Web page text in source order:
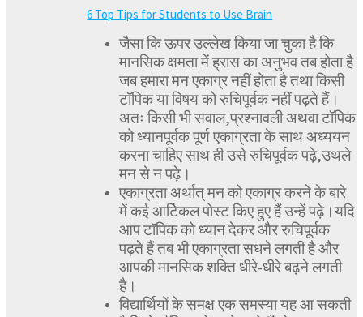
6 Top Tips for Students to Use Brain
जैसा कि ऊपर उल्लेख किया जा चुका है कि
मानसिक क्षमता में ह्रास का अनुभव तब होता है
जब हमारा मन एकाग्र नहीं होता है तथा किसी
टॉपिक या विषय को रुचिपूर्वक नहीं पढ़ते हैं।
अतः किसी भी सवाल,प्रश्नावली अथवा टॉपिक
को ध्यानपूर्वक पूर्ण एकाग्रता के साथ अध्ययन
करना चाहिए साथ ही उसे रुचिपूर्वक पढ़े,उथले
मन से न पढ़े।
एकाग्रता अर्थात् मन को एकाग्र करने के बारे
में कई आर्टिकल पोस्ट किए हुए हैं उन्हें पढ़े।यदि
आप टॉपिक को ध्यान देकर और रुचिपूर्वक
पढ़ते हैं तब भी एकाग्रता सधने लगती है और
आपकी मानसिक शक्ति धीरे-धीरे बढ़ने लगती
है।
विद्यार्थियों के समक्ष एक समस्या यह आ सकती